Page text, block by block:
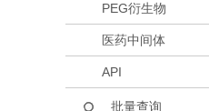
PEG衍生物
医药中间体
API
批量查询